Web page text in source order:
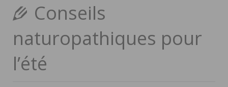
Conseils
naturopathiques pour
l’été